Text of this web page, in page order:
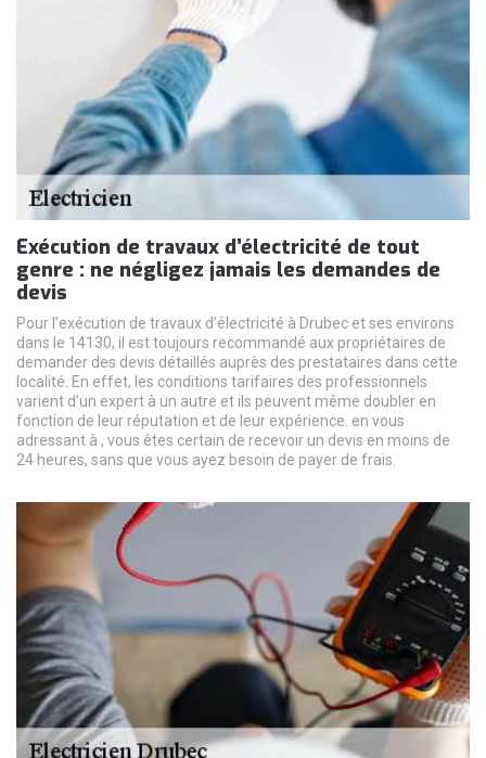
Exécution de travaux d’électricité de tout
genre : ne négligez jamais les demandes de
devis
Pour l’exécution de travaux d’électricité à Drubec et ses environs
dans le 14130, il est toujours recommandé aux propriétaires de
demander des devis détaillés auprès des prestataires dans cette
localité. En effet, les conditions tarifaires des professionnels
varient d’un expert à un autre et ils peuvent même doubler en
fonction de leur réputation et de leur expérience. en vous
adressant à , vous êtes certain de recevoir un devis en moins de
24 heures, sans que vous ayez besoin de payer de frais.